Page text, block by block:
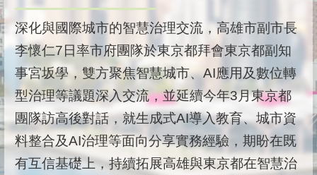
深化與國際城市的智慧治理交流，高雄市副市長
李懷仁7日率市府團隊於東京都拜會東京都副知
事宮坂學，雙方聚焦智慧城市、AI應用及數位轉
型治理等議題深入交流，並延續今年3月東京都
團隊訪高後對話，就生成式AI導入教育、城市資
料整合及AI治理等面向分享實務經驗，期盼在既
有互信基礎上，持續拓展高雄與東京都在智慧治